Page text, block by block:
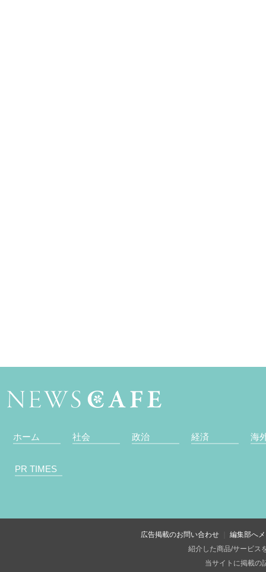
ホーム 社会 政治 経済 海
PR TIMES
広告掲載のお問い合わせ
編集部へ
紹介した商品/サービス
当サイトに掲載の